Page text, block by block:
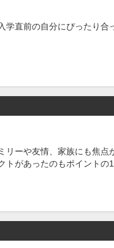
学直前の自分にぴったり
リーや友情、家族にも焦
があったのもポイントの1